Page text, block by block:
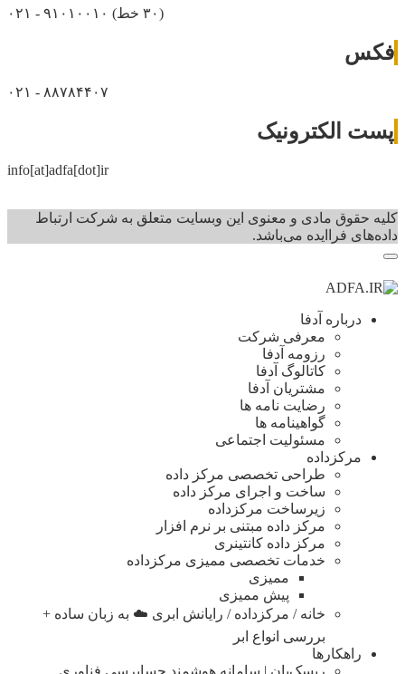
۰۲۱ - ۹۱۰۱۰۰۱۰ (۳۰ خط)
فکس
۰۲۱ - ۸۸۷۸۴۴۰۷
پست الکترونیک
info[at]adfa[dot]ir
کلیه حقوق مادی و معنوی این وبسایت متعلق به شرکت ارتباط
داده‌های فرا‌ایده می‌باشد.
درباره آدفا
معرفی شرکت
رزومه آدفا
کاتالوگ آدفا
مشتریان آدفا
رضایت نامه ها
گواهینامه ها
مسئولیت اجتماعی
مرکزداده
طراحی تخصصی مرکز داده
ساخت و اجرای مرکز داده
زیرساخت مرکزداده
مرکز داده مبتنی بر نرم افزار
مرکز داده کانتینری
خدمات تخصصی ممیزی مرکزداده
ممیزی
پیش ممیزی
خانه / مرکزداده / رایانش ابری ☁️ به زبان ساده +
بررسی انواع ابر
راهکارها
ریسک‌بان | سامانه هوشمند حسابرسی فناوری